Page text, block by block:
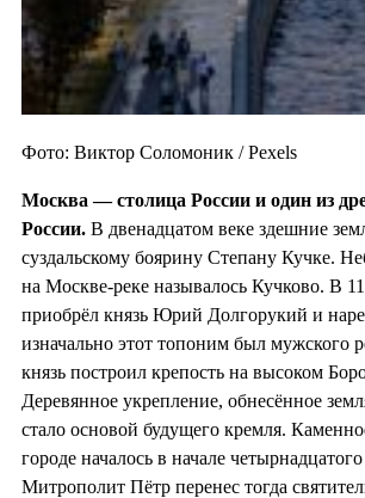
Фото: Виктор Соломоник / Pexels
Москва — столица России и один из
России. В двенадцатом веке здешние
суздальскому боярину Степану Кучке.
на Москве-реке называлось Кучково. В
приобрёл князь Юрий Долгорукий и
изначально этот топоним был мужского
князь построил крепость на высоком
Деревянное укрепление, обнесённое
стало основой будущего кремля.
городе началось в начале четырнадцатого
Митрополит Пётр перенес тогда